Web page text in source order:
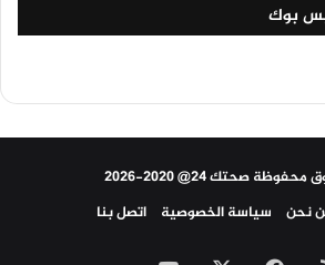
بوك
صحتك 24@ 2020-2026
نحن سياسة الخصوصية اتصل بنا